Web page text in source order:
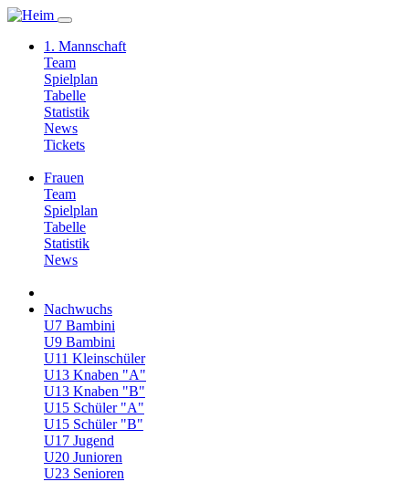
1. Mannschaft
Team
Spielplan
Tabelle
Statistik
News
Tickets
Frauen
Team
Spielplan
Tabelle
Statistik
News
Nachwuchs
U7 Bambini
U9 Bambini
U11 Kleinschüler
U13 Knaben "A"
U13 Knaben "B"
U15 Schüler "A"
U15 Schüler "B"
U17 Jugend
U20 Junioren
U23 Senioren